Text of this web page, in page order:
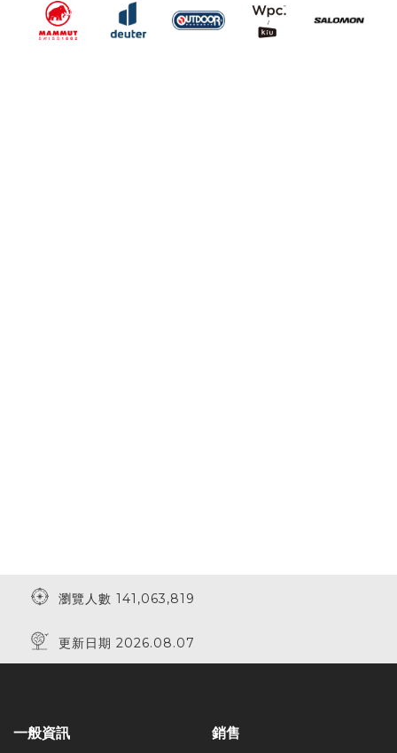
瀏覽人數 141,063,819
更新日期 2026.08.07
一般資訊 銷售